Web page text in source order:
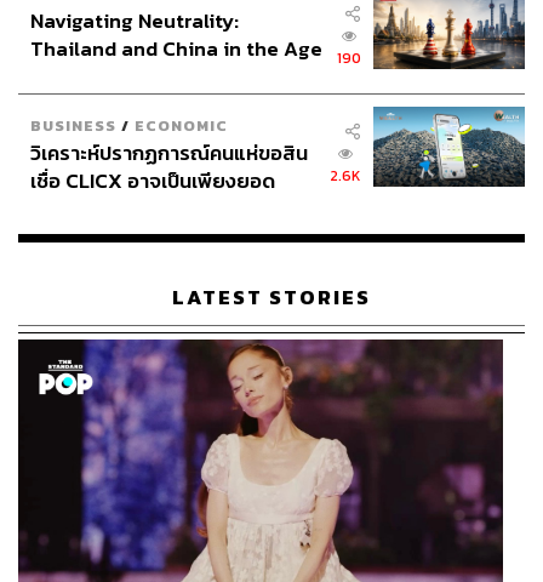
Navigating Neutrality:
Thailand and China in the Age
190
BUSINESS / ECONOMIC
วิเคราะห์ปรากฏการณ์คนแห่ขอสิน
เชื่อ CLICX อาจเป็นเพียงยอด
เรือนไทยที่ถูกซุกไว้
2.6K
LATEST STORIES